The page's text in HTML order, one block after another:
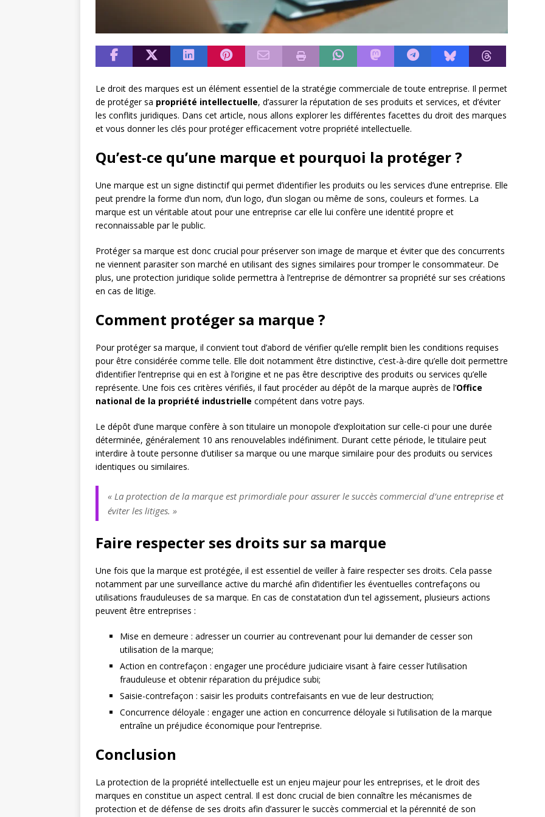
Le droit des marques est un élément essentiel de la stratégie commerciale de toute entreprise. Il permet
de protéger sa propriété intellectuelle, d’assurer la réputation de ses produits et services, et d’éviter
les conflits juridiques. Dans cet article, nous allons explorer les différentes facettes du droit des marques
et vous donner les clés pour protéger efficacement votre propriété intellectuelle.
Qu’est-ce qu’une marque et pourquoi la protéger ?
Une marque est un signe distinctif qui permet d’identifier les produits ou les services d’une entreprise. Elle
peut prendre la forme d’un nom, d’un logo, d’un slogan ou même de sons, couleurs et formes. La
marque est un véritable atout pour une entreprise car elle lui confère une identité propre et
reconnaissable par le public.
Protéger sa marque est donc crucial pour préserver son image de marque et éviter que des concurrents
ne viennent parasiter son marché en utilisant des signes similaires pour tromper le consommateur. De
plus, une protection juridique solide permettra à l’entreprise de démontrer sa propriété sur ses créations
en cas de litige.
Comment protéger sa marque ?
Pour protéger sa marque, il convient tout d’abord de vérifier qu’elle remplit bien les conditions requises
pour être considérée comme telle. Elle doit notamment être distinctive, c’est-à-dire qu’elle doit permettre
d’identifier l’entreprise qui en est à l’origine et ne pas être descriptive des produits ou services qu’elle
représente. Une fois ces critères vérifiés, il faut procéder au dépôt de la marque auprès de l’Office
national de la propriété industrielle compétent dans votre pays.
Le dépôt d’une marque confère à son titulaire un monopole d’exploitation sur celle-ci pour une durée
déterminée, généralement 10 ans renouvelables indéfiniment. Durant cette période, le titulaire peut
interdire à toute personne d’utiliser sa marque ou une marque similaire pour des produits ou services
identiques ou similaires.
« La protection de la marque est primordiale pour assurer le succès commercial d’une entreprise et
éviter les litiges. »
Faire respecter ses droits sur sa marque
Une fois que la marque est protégée, il est essentiel de veiller à faire respecter ses droits. Cela passe
notamment par une surveillance active du marché afin d’identifier les éventuelles contrefaçons ou
utilisations frauduleuses de sa marque. En cas de constatation d’un tel agissement, plusieurs actions
peuvent être entreprises :
Mise en demeure : adresser un courrier au contrevenant pour lui demander de cesser son
utilisation de la marque;
Action en contrefaçon : engager une procédure judiciaire visant à faire cesser l’utilisation
frauduleuse et obtenir réparation du préjudice subi;
Saisie-contrefaçon : saisir les produits contrefaisants en vue de leur destruction;
Concurrence déloyale : engager une action en concurrence déloyale si l’utilisation de la marque
entraîne un préjudice économique pour l’entreprise.
Conclusion
La protection de la propriété intellectuelle est un enjeu majeur pour les entreprises, et le droit des
marques en constitue un aspect central. Il est donc crucial de bien connaître les mécanismes de
protection et de défense de ses droits afin d’assurer le succès commercial et la pérennité de son